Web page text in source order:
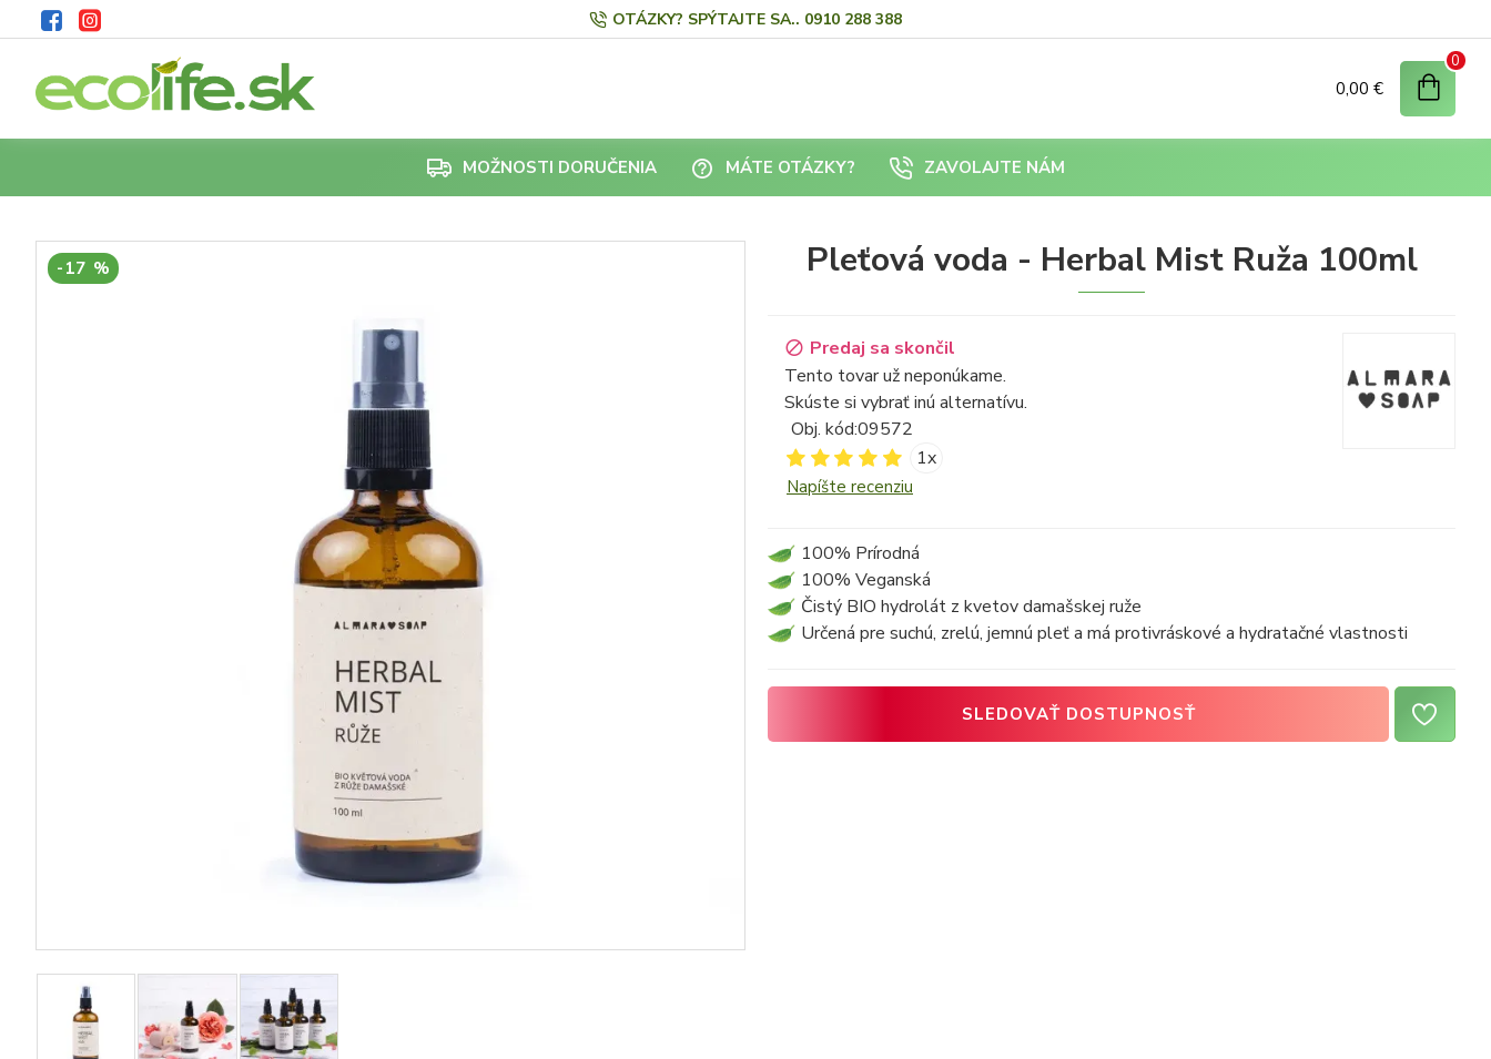
OTÁZKY? SPÝTAJTE SA.. 0910 288 388
0,00 €
0
MOŽNOSTI DORUČENIA MÁTE OTÁZKY? ZAVOLAJTE NÁM
-17 % Pleťová voda - Herbal Mist Ruža 100ml
Predaj sa skončil
Tento tovar už neponúkame.
Skúste si vybrať inú alternatívu.
Obj. kód:09572
1x
Napíšte recenziu
100% Prírodná
100% Veganská
Čistý BIO hydrolát z kvetov damašskej ruže
Určená pre suchú, zrelú, jemnú pleť a má protivráskové a hydratačné vlastnosti
SLEDOVAŤ DOSTUPNOSŤ